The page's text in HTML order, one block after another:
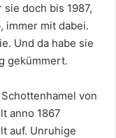
sie doch bis 1987,
immer mit dabei.
Und da habe sie
gekümmert.
von
anno 1867
auf. Unruhige